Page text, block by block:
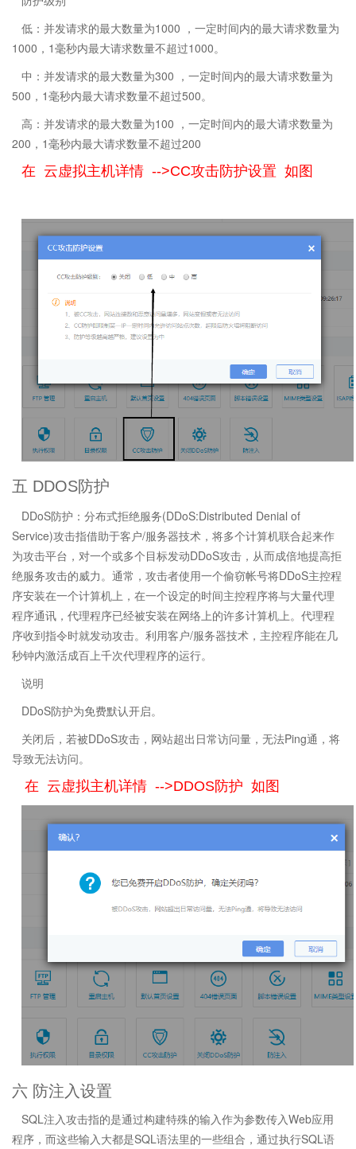
低：并发请求的最大数量为1000 ，一定时间内的最大请求数量为
1000，1毫秒内最大请求数量不超过1000。
中：并发请求的最大数量为300 ，一定时间内的最大请求数量为
500，1毫秒内最大请求数量不超过500。
高：并发请求的最大数量为100 ，一定时间内的最大请求数量为
200，1毫秒内最大请求数量不超过200
在 云虚拟主机详情 -->CC攻击防护设置 如图
五 DDOS防护
DDoS防护：分布式拒绝服务(DDoS:Distributed Denial of
Service)攻击指借助于客户/服务器技术，将多个计算机联合起来作
为攻击平台，对一个或多个目标发动DDoS攻击，从而成倍地提高拒
绝服务攻击的威力。通常，攻击者使用一个偷窃帐号将DDoS主控程
序安装在一个计算机上，在一个设定的时间主控程序将与大量代理
程序通讯，代理程序已经被安装在网络上的许多计算机上。代理程
序收到指令时就发动攻击。利用客户/服务器技术，主控程序能在几
秒钟内激活成百上千次代理程序的运行。
说明
DDoS防护为免费默认开启。
关闭后，若被DDoS攻击，网站超出日常访问量，无法Ping通，将
导致无法访问。
在 云虚拟主机详情 -->DDOS防护 如图
六 防注入设置
SQL注入攻击指的是通过构建特殊的输入作为参数传入Web应用
程序，而这些输入大都是SQL语法里的一些组合，通过执行SQL语